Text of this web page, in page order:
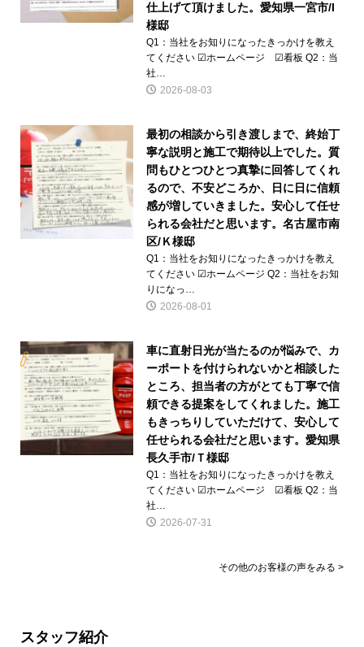
仕上げて頂けました。愛知県一宮市/I
様邸
Q1：当社をお知りになったきっかけを教え
てください ☑ホームページ ☑看板 Q2：当
社…
2026-08-03
最初の相談から引き渡しまで、終始丁
寧な説明と施工で期待以上でした。質
問もひとつひとつ真摯に回答してくれ
るので、不安どころか、日に日に信頼
感が増していきました。安心して任せ
られる会社だと思います。名古屋市南
区/Ｋ様邸
Q1：当社をお知りになったきっかけを教え
てください ☑ホームページ Q2：当社をお知
りになっ…
2026-08-01
車に直射日光が当たるのが悩みで、カ
ーポートを付けられないかと相談した
ところ、担当者の方がとても丁寧で信
頼できる提案をしてくれました。施工
もきっちりしていただけて、安心して
任せられる会社だと思います。愛知県
長久手市/Ｔ様邸
Q1：当社をお知りになったきっかけを教え
てください ☑ホームページ ☑看板 Q2：当
社…
2026-07-31
その他のお客様の声をみる >
スタッフ紹介